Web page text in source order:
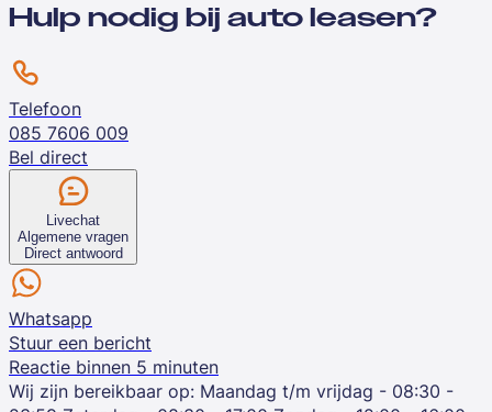
Hulp nodig bij auto leasen?
Telefoon
085 7606 009
Bel direct
Livechat
Algemene vragen
Direct antwoord
Whatsapp
Stuur een bericht
Reactie binnen 5 minuten
Wij zijn bereikbaar op: Maandag t/m vrijdag - 08:30 -